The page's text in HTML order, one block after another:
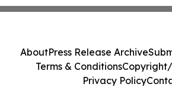
AboutPress Release Archive
Terms & Conditions
Privacy Policy